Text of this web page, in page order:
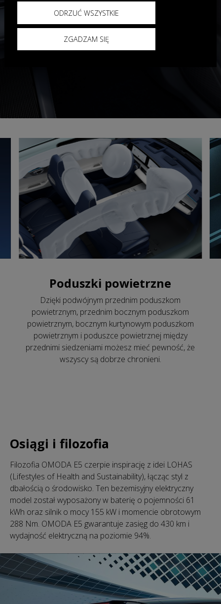
Poduszki powietrzne
Dzięki podwójnym przednim poduszkom
powietrznym, przednim bocznym poduszkom
powietrznym, bocznym kurtynowym poduszkom
powietrznym i poduszce powietrznej między
przednimi siedzeniami możesz mieć pewność, że
wszyscy są dobrze chronieni.
Osiągi i filozofia
Filozofia OMODA E5 czerpie inspirację z idei LOHAS
(Lifestyles of Health and Sustainability), łącząc styl z
dbałością o środowisko. Ten bezemisyjny elektryczny
model został wyposażony w baterię o pojemności 61
kWh oraz silnik o mocy 155 kW i momencie obrotowym
288 Nm. OMODA E5 gwarantuje zasięg do 430 km i
wydajność elektryczną na poziomie 94%.
ODRZUĆ WSZYSTKIE
ZGADZAM SIĘ